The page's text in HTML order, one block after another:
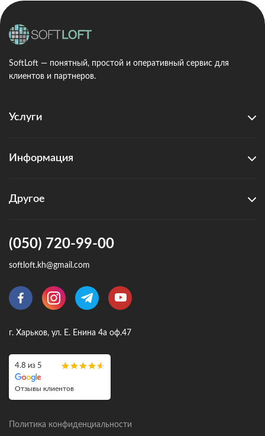
SoftLoft — понятный, простой и оперативный сервис для
клиентов и партнеров.
Услуги
Информация
Другое
(050) 720-99-00
softloft.kh@gmail.com
г. Харьков, ул. Е. Енина 4а оф.47
4.8 из 5
Отзывы клиентов
Политика конфиденциальности